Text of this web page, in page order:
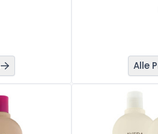
Alle